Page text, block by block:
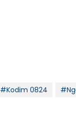
#Kodim 0824